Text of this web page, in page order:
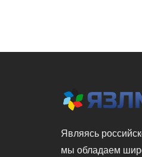
Являясь
мы обладаем